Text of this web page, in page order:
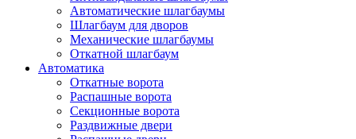
Автоматические шлагбаумы
Шлагбаум для дворов
Механические шлагбаумы
Откатной шлагбаум
Автоматика
Откатные ворота
Распашные ворота
Секционные ворота
Раздвижные двери